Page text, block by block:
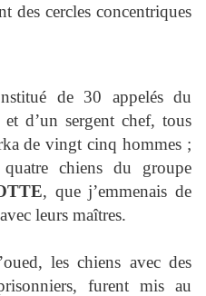
des cercles concentriques
de 30 appelés du
d’un sergent chef, tous
de vingt cinq hommes ;
chiens du groupe
, que j’emmenais de
leurs maîtres.
les chiens avec des
furent mis au